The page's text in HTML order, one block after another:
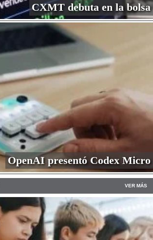
CXMT debuta en la bolsa
OpenAI presentó Codex Micro
VER MÁS